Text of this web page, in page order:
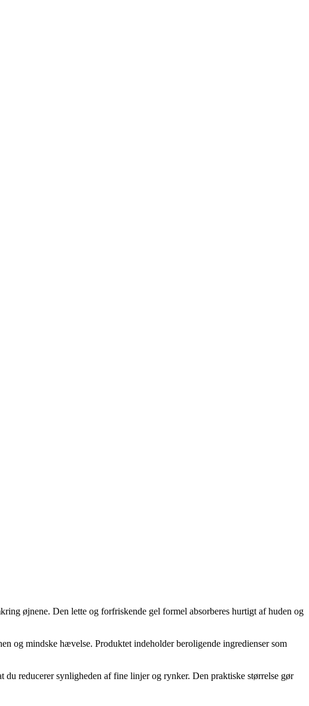
øjnene. Den lette og forfriskende gel formel absorberes hurtigt af huden og
og mindske hævelse. Produktet indeholder beroligende ingredienser som
reducerer synligheden af fine linjer og rynker. Den praktiske størrelse gør